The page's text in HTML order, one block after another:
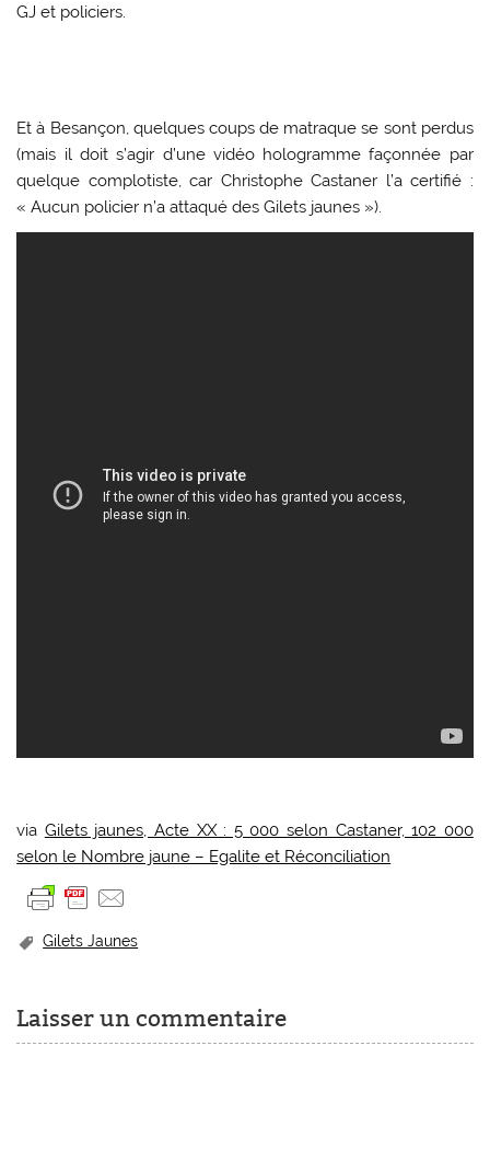
GJ et policiers.
Et à Besançon, quelques coups de matraque se sont perdus
(mais il doit s’agir d’une vidéo hologramme façonnée par
quelque complotiste, car Christophe Castaner l’a certifié :
« Aucun policier n’a attaqué des Gilets jaunes »).
via Gilets jaunes, Acte XX : 5 000 selon Castaner, 102 000
selon le Nombre jaune – Egalite et Réconciliation
Gilets Jaunes
Laisser un commentaire